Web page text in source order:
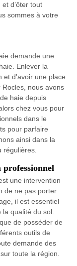
d’ôter tout
sommes à votre
demande une
Enlever la
et d'avoir une place
nous avons
haie depuis
chez vous pour
dans le
pour parfaire
ainsi dans la
régulières.
professionnel
une intervention
de ne pas porter
il est essentiel
la qualité du sol.
de posséder de
outils de
demande des
toute la région.